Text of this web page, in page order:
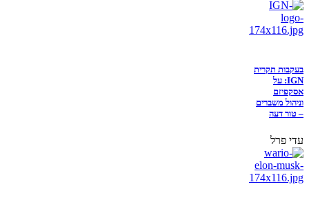
בעקבות תקרית
IGN: על
אסקפיזם
וניהול משברים
– טור דעה
עדי פרל